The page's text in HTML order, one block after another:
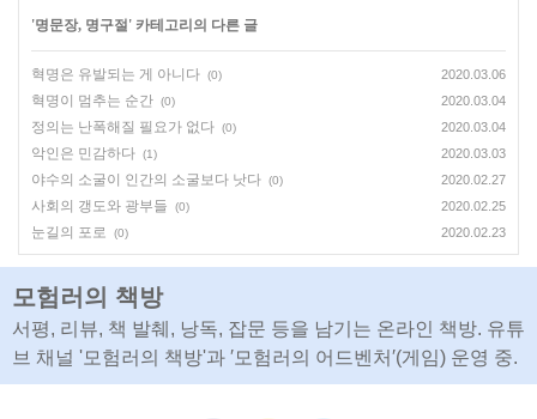
'명문장, 명구절' 카테고리의 다른 글
혁명은 유발되는 게 아니다 (0) 2020.03.06
혁명이 멈추는 순간 (0) 2020.03.04
정의는 난폭해질 필요가 없다 (0) 2020.03.04
악인은 민감하다 (1) 2020.03.03
야수의 소굴이 인간의 소굴보다 낫다 (0) 2020.02.27
사회의 갱도와 광부들 (0) 2020.02.25
눈길의 포로 (0) 2020.02.23
모험러의 책방
서평, 리뷰, 책 발췌, 낭독, 잡문 등을 남기는 온라인 책방. 유튜
브 채널 '모험러의 책방'과 ′모험러의 어드벤처′(게임) 운영 중.